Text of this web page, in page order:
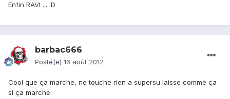
Enfin RAVI ... :D
barbac666
Posté(e) 16 août 2012
Cool que ça marche, ne touche rien a supersu laisse comme ça
si ça marche.